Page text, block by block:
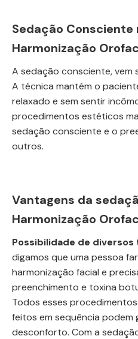
Sedação Consciente
Harmonização
A sedação consciente, vem
A técnica mantém o
relaxado e sem sentir
procedimentos estéticos
sedação consciente e o
outros.
Vantagens da
Harmonização
Possibilidade de
digamos que uma pessoa
harmonização facial e
preenchimento e toxina
Todos esses
feitos em sequência podem
desconforto. Com a